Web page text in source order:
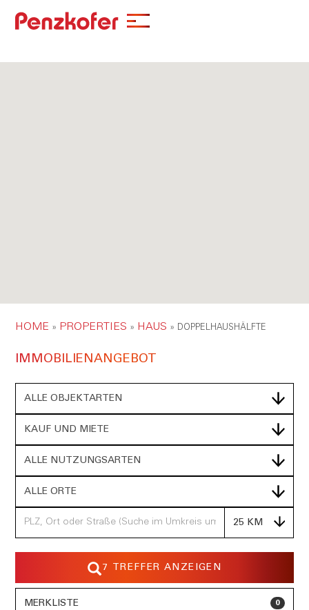
HOME » PROPERTIES » HAUS » DOPPELHAUSHÄLFTE
IMMOBILIEN­ANGEBOT
ALLE OBJEKTARTEN
KAUF UND MIETE
ALLE NUTZUNGSARTEN
ALLE ORTE
25 KM
7 TREFFER ANZEIGEN
MERKLISTE 0